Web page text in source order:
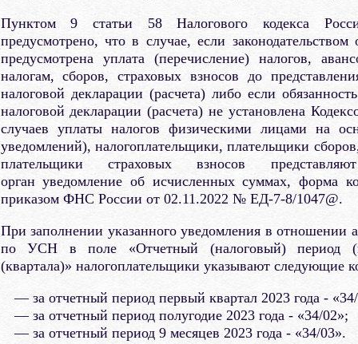
Пунктом 9 статьи 58 Налогового кодекса
предусмотрено, что в случае, если
предусмотрена уплата (перечисление) налогов,
налогам, сборов, страховых взносов до
налоговой декларации (расчета) либо если
налоговой декларации (расчета) не установлена
случаев уплаты налогов физическими лицами на
уведомлений), налогоплательщики, плательщики
плательщики страховых взносов
орган уведомление об исчисленных суммах, форма
приказом ФНС России от 02.11.2022 № ЕД-7-8/1047@.
При заполнении указанного уведомления в отношении
по УСН в поле «Отчетный (налоговый) период
(квартала)» налогоплательщики указывают следующие
за отчетный период первый квартал 2023 года -
за отчетный период полугодие 2023 года - «34/02»;
за отчетный период 9 месяцев 2023 года - «34/03».